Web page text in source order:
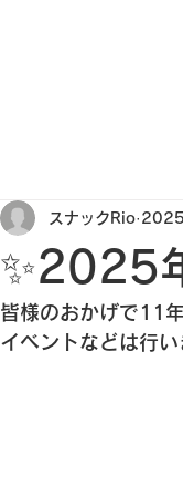
✨2025
スナックRio
皆様のおかげで11
イベントなどは行